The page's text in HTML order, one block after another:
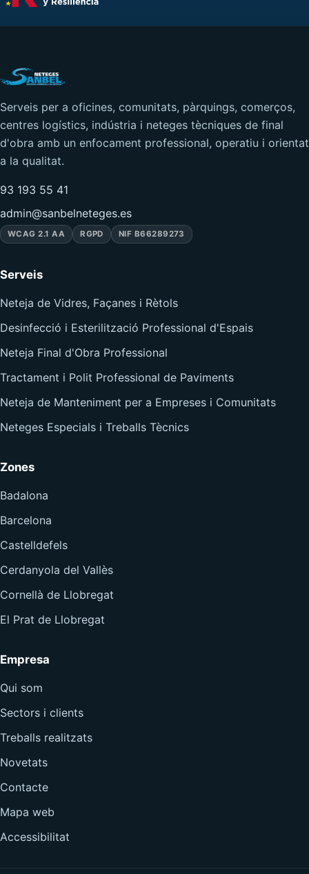
Serveis per a oficines, comunitats, pàrquings, comerços,
centres logístics, indústria i neteges tècniques de final
d'obra amb un enfocament professional, operatiu i orientat
a la qualitat.
93 193 55 41
admin@sanbelneteges.es
WCAG 2.1 AA RGPD NIF B66289273
Serveis
Neteja de Vidres, Façanes i Rètols
Desinfecció i Esterilització Professional d'Espais
Neteja Final d'Obra Professional
Tractament i Polit Professional de Paviments
Neteja de Manteniment per a Empreses i Comunitats
Neteges Especials i Treballs Tècnics
Zones
Badalona
Barcelona
Castelldefels
Cerdanyola del Vallès
Cornellà de Llobregat
El Prat de Llobregat
Empresa
Qui som
Sectors i clients
Treballs realitzats
Novetats
Contacte
Mapa web
Accessibilitat